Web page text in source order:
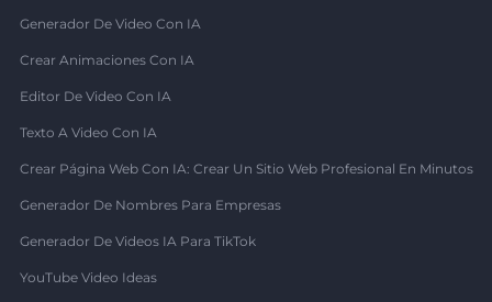
Generador De Video Con IA
Crear Animaciones Con IA
Editor De Video Con IA
Texto A Video Con IA
Crear Página Web Con IA: Crear Un Sitio Web Profesional En Minutos
Generador De Nombres Para Empresas
Generador De Videos IA Para TikTok
YouTube Video Ideas